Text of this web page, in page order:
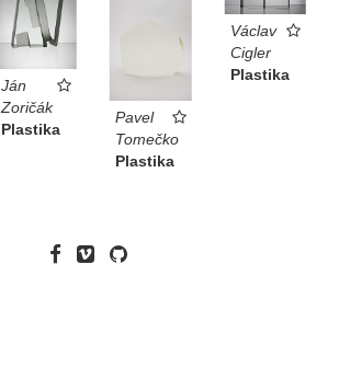
Václav
Cigler
Plastika
Ján
Zoričák
Plastika
Pavel
Tomečko
Plastika